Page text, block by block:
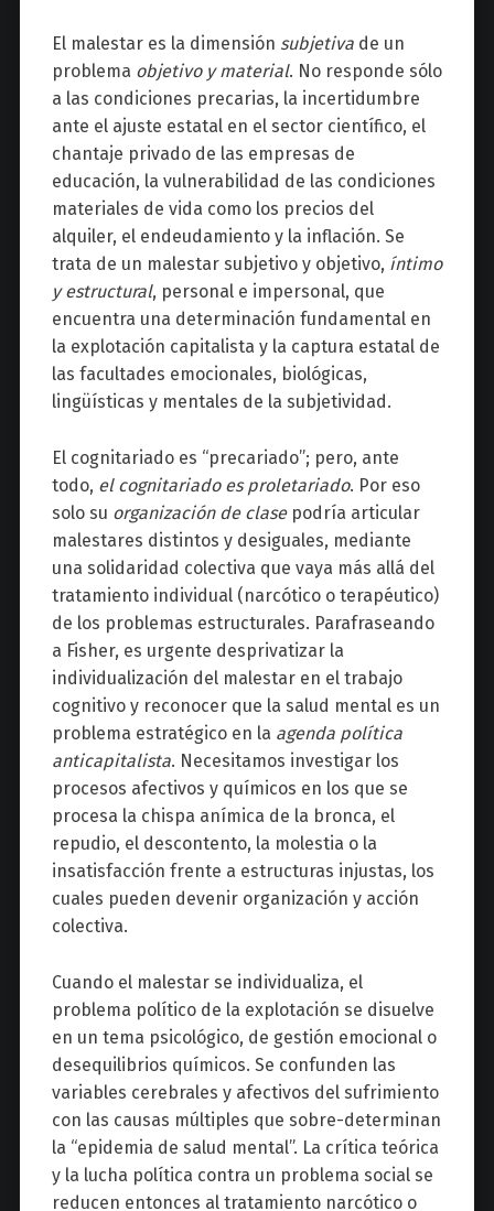
El malestar es la dimensión subjetiva de un
problema objetivo y material. No responde sólo
a las condiciones precarias, la incertidumbre
ante el ajuste estatal en el sector científico, el
chantaje privado de las empresas de
educación, la vulnerabilidad de las condiciones
materiales de vida como los precios del
alquiler, el endeudamiento y la inflación. Se
trata de un malestar subjetivo y objetivo, íntimo
y estructural, personal e impersonal, que
encuentra una determinación fundamental en
la explotación capitalista y la captura estatal de
las facultades emocionales, biológicas,
lingüísticas y mentales de la subjetividad.
El cognitariado es “precariado”; pero, ante
todo, el cognitariado es proletariado. Por eso
solo su organización de clasepodría articular
malestares distintos y desiguales, mediante
una solidaridad colectiva que vaya más allá del
tratamiento individual (narcótico o terapéutico)
de los problemas estructurales. Parafraseando
a Fisher, es urgente desprivatizar la
individualización del malestar en el trabajo
cognitivo y reconocer que la salud mental es un
problema estratégico en la agenda política
anticapitalista. Necesitamos investigar los
procesos afectivos y químicos en los que se
procesa la chispa anímica de la bronca, el
repudio, el descontento, la molestia o la
insatisfacción frente a estructuras injustas, los
cuales pueden devenir organización y acción
colectiva.
Cuando el malestar se individualiza, el
problema político de la explotación se disuelve
en un tema psicológico, de gestión emocional o
desequilibrios químicos. Se confunden las
variables cerebrales y afectivos del sufrimiento
con las causas múltiples que sobre-determinan
la “epidemia de salud mental”. La crítica teórica
y la lucha política contra un problema social se
reducen entonces al tratamiento narcótico o